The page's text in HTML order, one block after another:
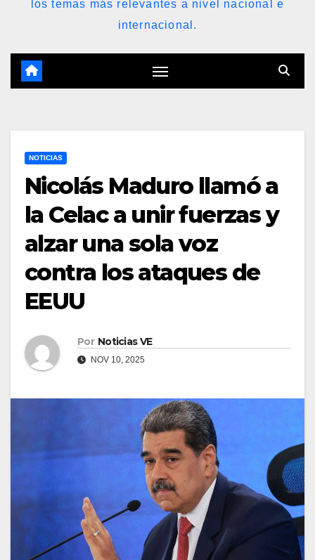
los temas más relevantes a nivel nacional e
internacional.
NOTICIAS
Nicolás Maduro llamó a
la Celac a unir fuerzas y
alzar una sola voz
contra los ataques de
EEUU
Por Noticias VE
NOV 10, 2025